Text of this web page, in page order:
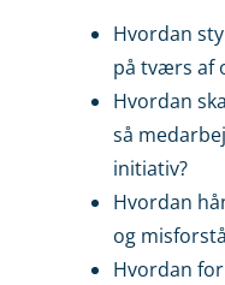
Hvordan
på tværs af
Hvordan
så
initiativ?
Hvordan
og
Hvordan